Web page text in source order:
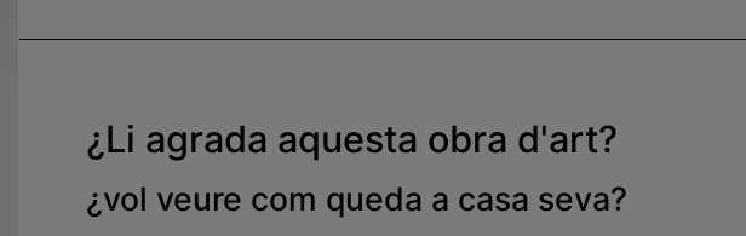
¿Li agrada aquesta obra d'art?
¿vol veure com queda a casa seva?